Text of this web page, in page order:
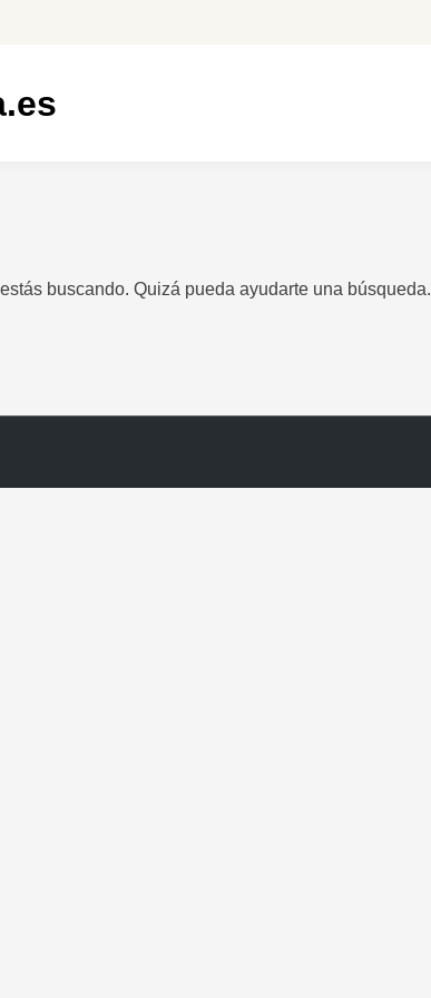
buscando. Quizá pueda ayudarte una búsqueda.